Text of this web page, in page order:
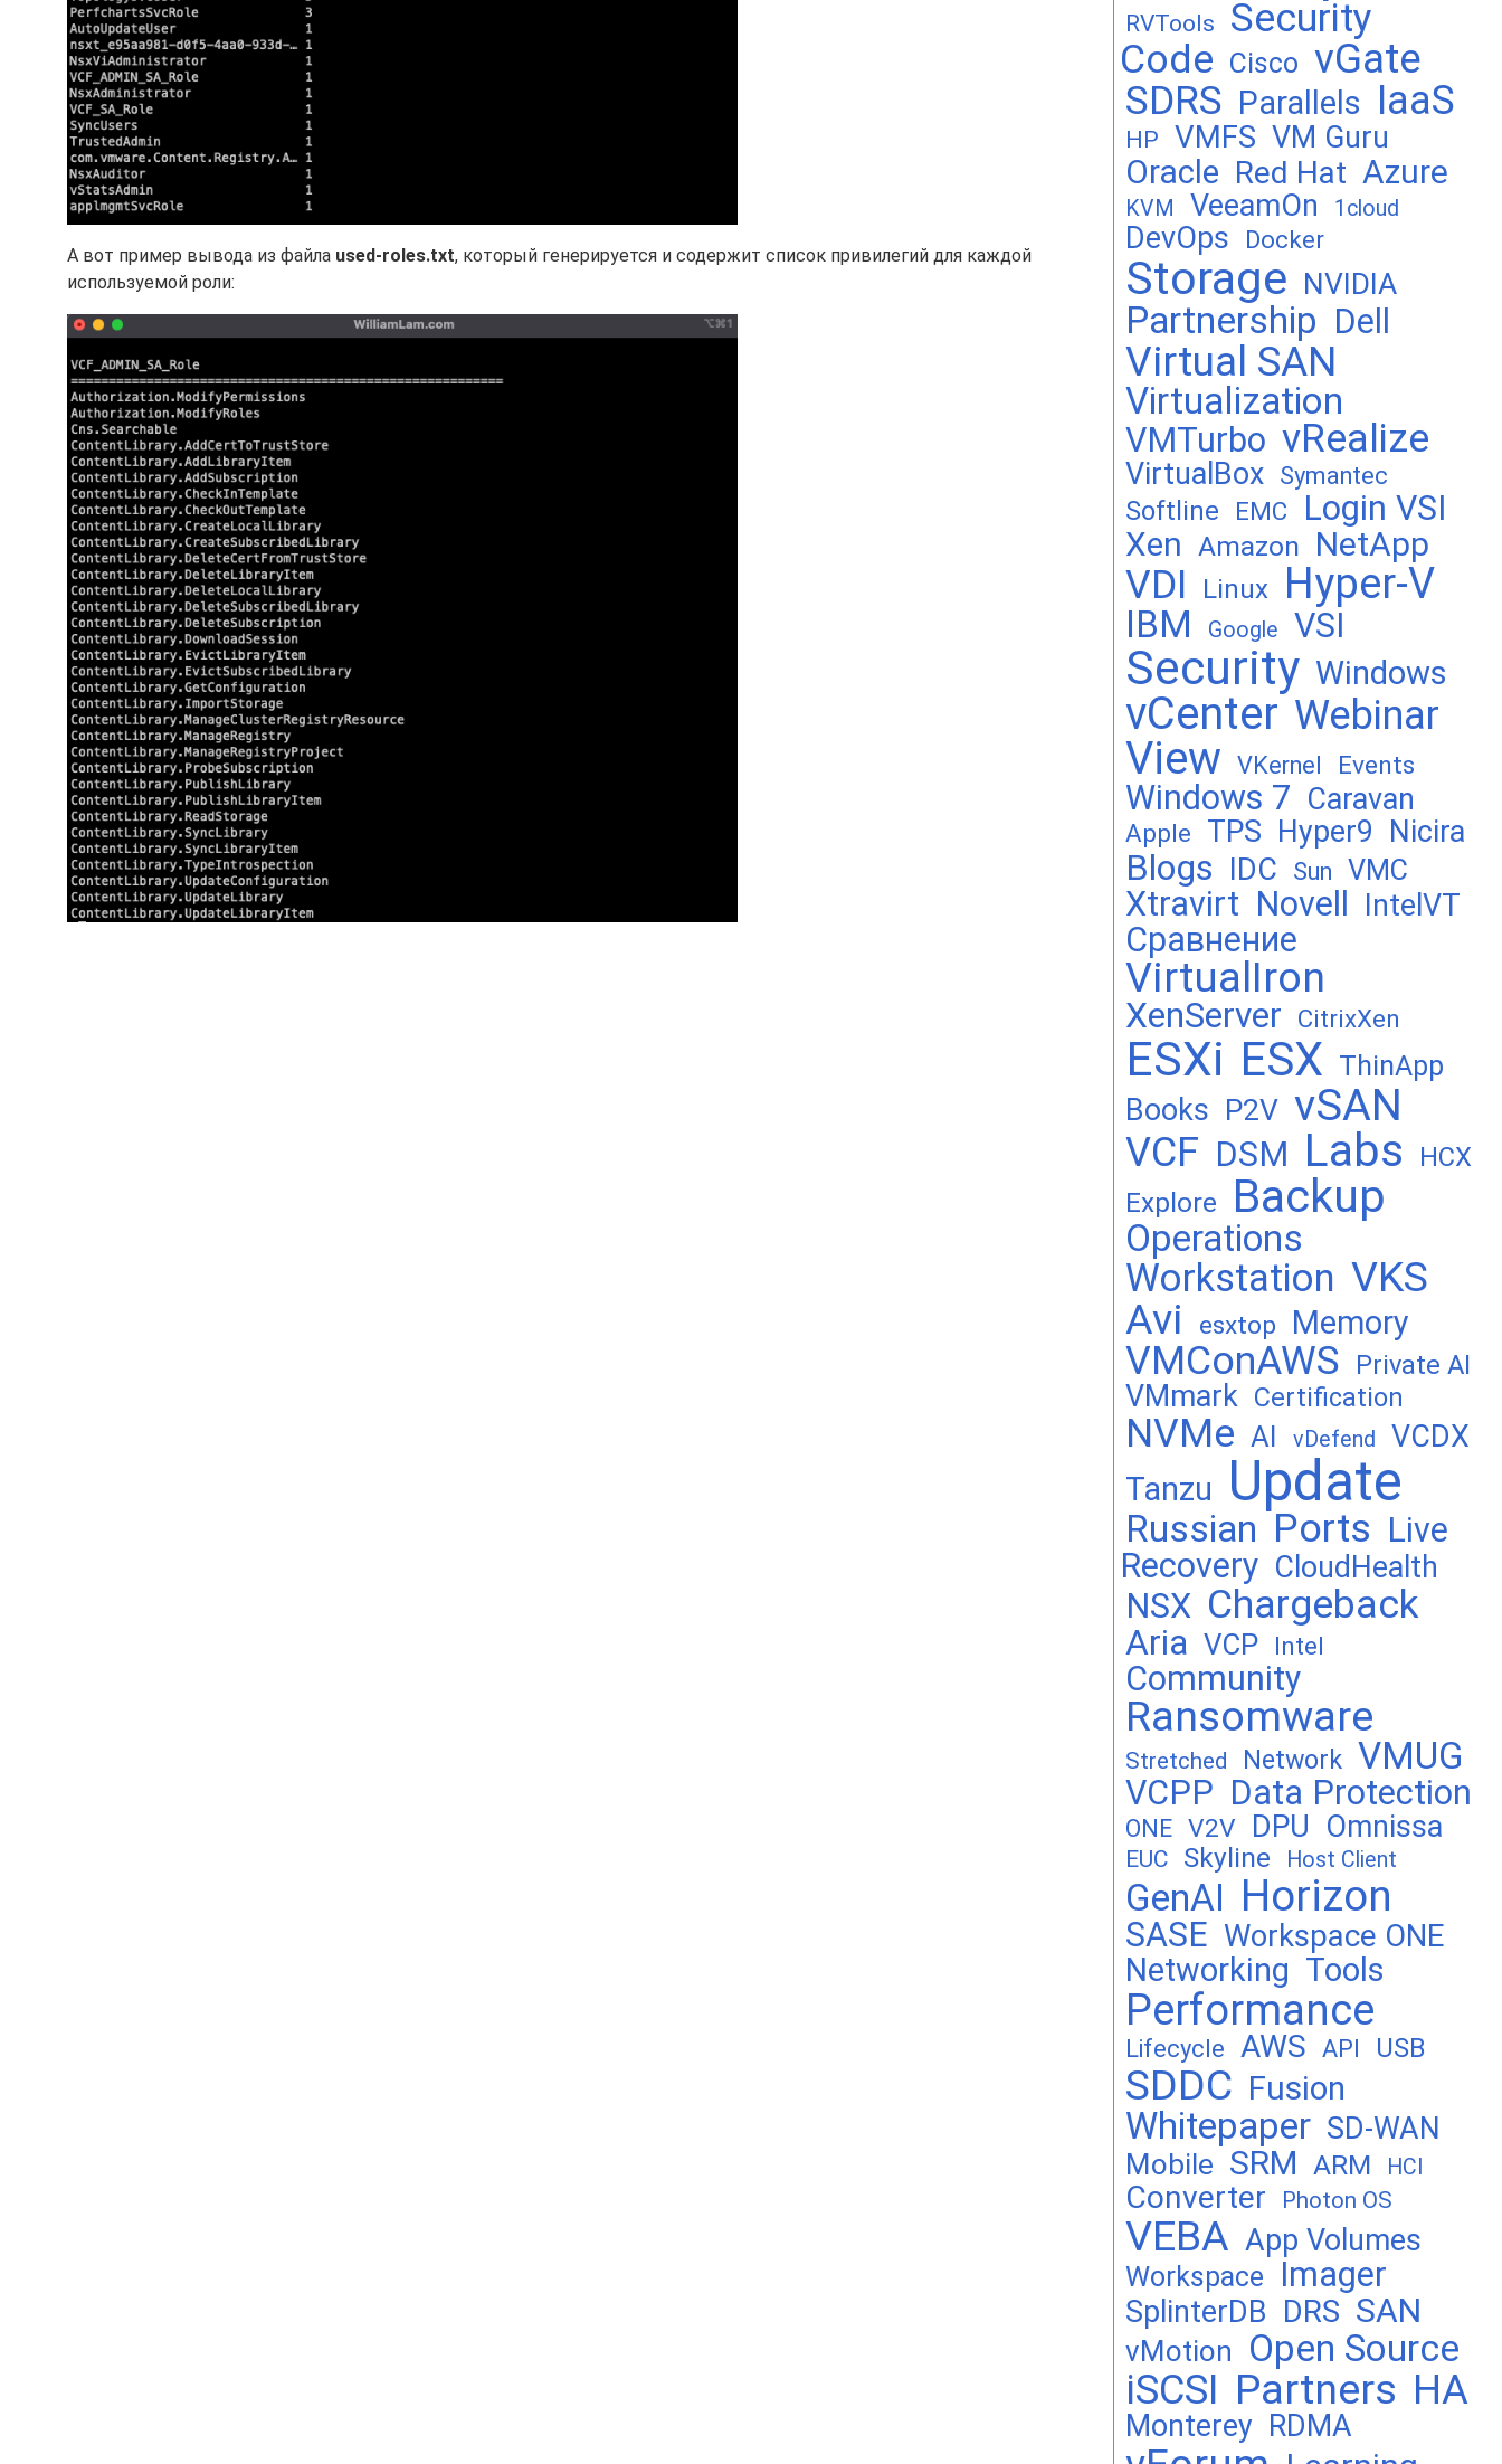
А вот пример вывода из файла used-roles.txt, который генерируется и содержит список привилегий для каждой
используемой роли:
RVTools
Security
Code Cisco vGate
SDRS Parallels IaaS
HP VMFS VM Guru
Oracle Red Hat Azure
KVM VeeamOn 1cloud
DevOps Docker
Storage NVIDIA
Partnership Dell
Virtual SAN
Virtualization
VMTurbo vRealize
VirtualBox Symantec
Softline EMC
Login VSI
Xen Amazon NetApp
VDI Linux Hyper-V
IBM Google VSI
Security Windows
vCenter Webinar
View VKernel Events
Windows 7 Caravan
Apple TPS Hyper9 Nicira
Blogs IDC Sun VMC
Xtravirt Novell IntelVT
Сравнение
VirtualIron
XenServer CitrixXen
ESXi ESX ThinApp
Books P2V vSAN
VCF DSM Labs HCX
Explore Backup
Operations
Workstation VKS
Avi
esxtop Memory
VMConAWS Private AI
VMmark Certification
NVMe AI vDefend VCDX
Tanzu Update
Russian Ports Live
Recovery CloudHealth
NSX Chargeback
Aria VCP Intel
Community
Ransomware
Stretched Network VMUG
VCPP Data Protection
ONE V2V DPU Omnissa
EUC Skyline Host Client
GenAI Horizon
SASE Workspace ONE
Networking Tools
Performance
Lifecycle AWS API USB
SDDC Fusion
Whitepaper SD-WAN
Mobile SRM ARM HCI
Converter Photon OS
VEBA App Volumes
Workspace Imager
SplinterDB DRS SAN
vMotion Open Source
iSCSI Partners HA
Monterey RDMA